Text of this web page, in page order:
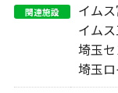
関連施設
イム
イム
埼玉
埼玉